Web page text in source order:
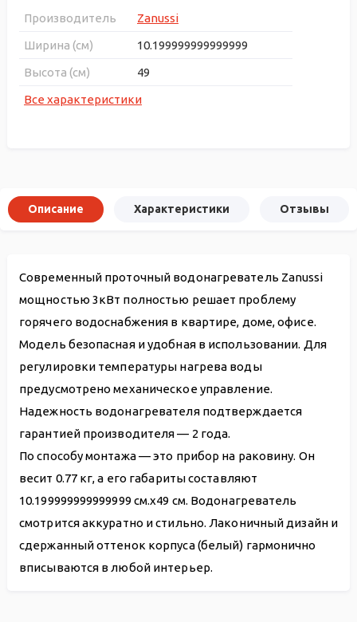
Производитель
Zanussi
Ширина (см)
10.199999999999999
Высота (см)
49
Все характеристики
Описание Характеристики Отзывы
Современный проточный водонагреватель Zanussi
мощностью 3кВт полностью решает проблему
горячего водоснабжения в квартире, доме, офисе.
Модель безопасная и удобная в использовании. Для
регулировки температуры нагрева воды
предусмотрено механическое управление.
Надежность водонагревателя подтверждается
гарантией производителя — 2 года.
По способу монтажа — это прибор на раковину. Он
весит 0.77 кг, а его габариты составляют
10.199999999999999 см.х49 см. Водонагреватель
смотрится аккуратно и стильно. Лаконичный дизайн и
сдержанный оттенок корпуса (белый) гармонично
вписываются в любой интерьер.